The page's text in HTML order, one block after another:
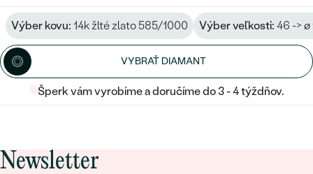
Výber kovu: 14k žlté zlato 585/1000 Výber veľkosti: 46 -> ø
VYBRAŤ DIAMANT
Šperk vám vyrobíme a doručíme do 3 - 4 týždňov.
Newsletter